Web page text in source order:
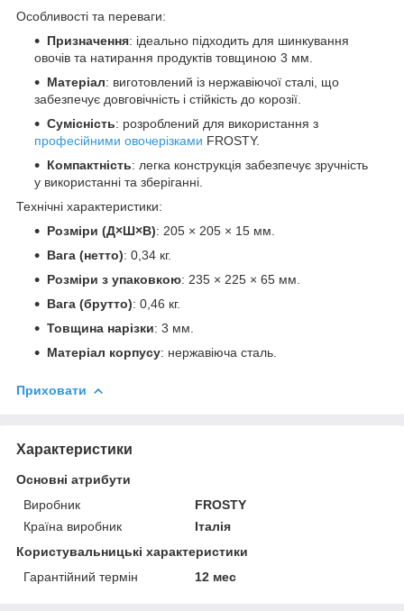
Особливості та переваги:
Призначення: ідеально підходить для шинкування
овочів та натирання продуктів товщиною 3 мм.
Матеріал: виготовлений із нержавіючої сталі, що
забезпечує довговічність і стійкість до корозії.
Сумісність: розроблений для використання з
професійними овочерізками FROSTY.
Компактність: легка конструкція забезпечує зручність
у використанні та зберіганні.
Технічні характеристики:
Розміри (Д×Ш×В): 205 × 205 × 15 мм.
Вага (нетто): 0,34 кг.
Розміри з упаковкою: 235 × 225 × 65 мм.
Вага (брутто): 0,46 кг.
Товщина нарізки: 3 мм.
Матеріал корпусу: нержавіюча сталь.
Приховати
Характеристики
Основні атрибути
Виробник
FROSTY
Країна виробник
Італія
Користувальницькі характеристики
Гарантійний термін
12 мес